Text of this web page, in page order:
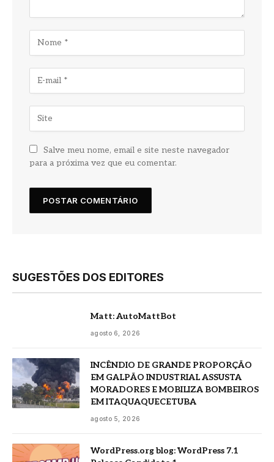
Salve meu nome, email e site neste navegador
para a próxima vez que eu comentar.
SUGESTÕES DOS EDITORES
Matt: AutoMattBot
agosto 6, 2026
INCÊNDIO DE GRANDE PROPORÇÃO
EM GALPÃO INDUSTRIAL ASSUSTA
MORADORES E MOBILIZA BOMBEIROS
EM ITAQUAQUECETUBA
agosto 5, 2026
WordPress.org blog: WordPress 7.1